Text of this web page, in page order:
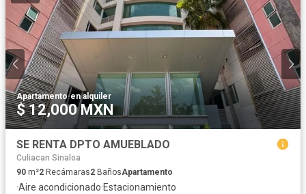
Apartamento·en alquiler
$ 12,000 MXN
SE RENTA DPTO AMUEBLADO
Culiacan Sinaloa
90 m²2 Recámaras2 BañosApartamento
·Aire acondicionado·Estacionamiento